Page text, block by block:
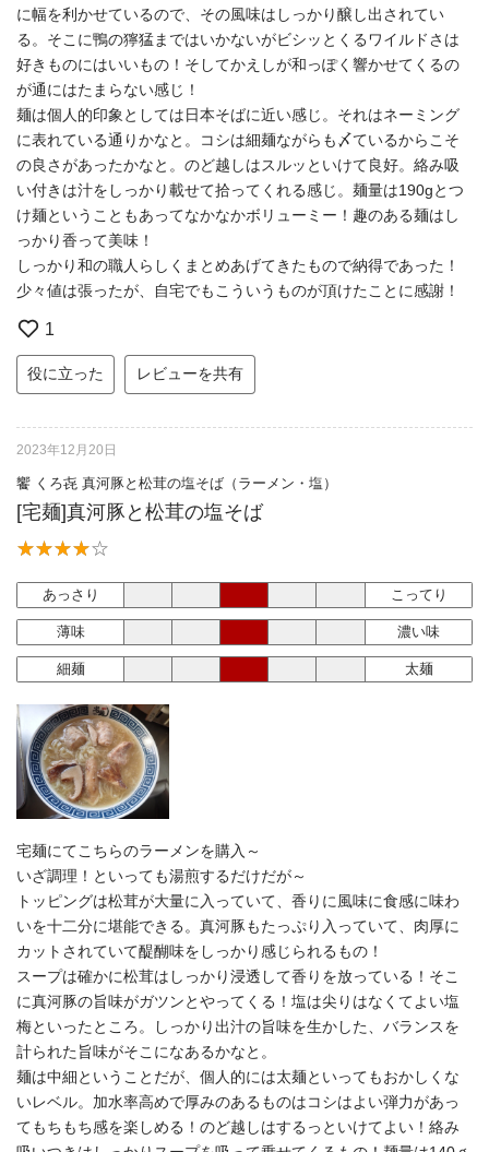
に幅を利かせているので、その風味はしっかり醸し出されてい
る。そこに鴨の獰猛まではいかないがビシッとくるワイルドさは
好きものにはいいもの！そしてかえしが和っぽく響かせてくるの
が通にはたまらない感じ！
麺は個人的印象としては日本そばに近い感じ。それはネーミング
に表れている通りかなと。コシは細麺ながらも〆ているからこそ
の良さがあったかなと。のど越しはスルッといけて良好。絡み吸
い付きは汁をしっかり載せて拾ってくれる感じ。麺量は190gとつ
け麺ということもあってなかなかボリューミー！趣のある麺はし
っかり香って美味！
しっかり和の職人らしくまとめあげてきたもので納得であった！
少々値は張ったが、自宅でもこういうものが頂けたことに感謝！
1
役に立った レビューを共有
2023年12月20日
饗 くろ㐂 真河豚と松茸の塩そば（ラーメン・塩）
[宅麺]真河豚と松茸の塩そば
あっさり こってり
薄味 濃い味
細麺 太麺
宅麺にてこちらのラーメンを購入～
いざ調理！といっても湯煎するだけだが～
トッピングは松茸が大量に入っていて、香りに風味に食感に味わ
いを十二分に堪能できる。真河豚もたっぷり入っていて、肉厚に
カットされていて醍醐味をしっかり感じられるもの！
スープは確かに松茸はしっかり浸透して香りを放っている！そこ
に真河豚の旨味がガツンとやってくる！塩は尖りはなくてよい塩
梅といったところ。しっかり出汁の旨味を生かした、バランスを
計られた旨味がそこになあるかなと。
麺は中細ということだが、個人的には太麺といってもおかしくな
いレベル。加水率高めで厚みのあるものはコシはよい弾力があっ
てもちもち感を楽しめる！のど越しはするっといけてよい！絡み